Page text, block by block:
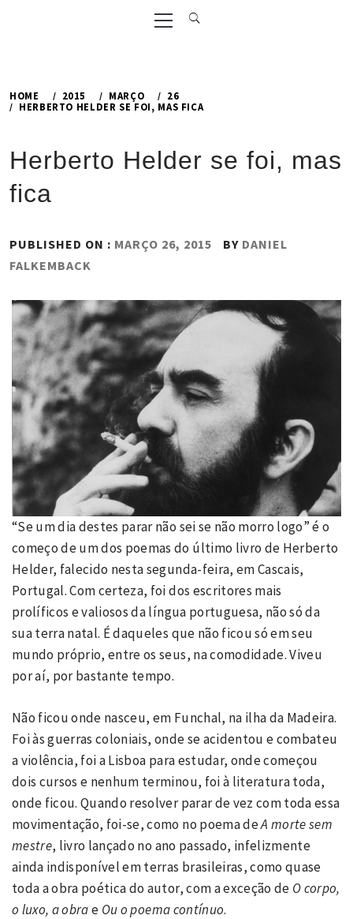
Primary
Menu
HOME 2015 MARÇO
26
HERBERTO HELDER SE FOI, MAS FICA
Herberto Helder se foi, mas
fica
PUBLISHED ON : MARÇO 26, 2015 BY DANIEL
FALKEMBACK
“Se um dia destes parar não sei se não morro logo” é o
começo de um dos poemas do último livro de Herberto
Helder, falecido nesta segunda-feira, em Cascais,
Portugal. Com certeza, foi dos escritores mais
prolíficos e valiosos da língua portuguesa, não só da
sua terra natal. É daqueles que não ficou só em seu
mundo próprio, entre os seus, na comodidade. Viveu
por aí, por bastante tempo.
Não ficou onde nasceu, em Funchal, na ilha da Madeira.
Foi às guerras coloniais, onde se acidentou e combateu
a violência, foi a Lisboa para estudar, onde começou
dois cursos e nenhum terminou, foi à literatura toda,
onde ficou. Quando resolver parar de vez com toda essa
movimentação, foi-se, como no poema deA morte sem
mestre, livro lançado no ano passado, infelizmente
ainda indisponível em terras brasileiras, como quase
toda a obra poética do autor, com a exceção de O corpo,
o luxo, a obrae Ou o poema contínuo.